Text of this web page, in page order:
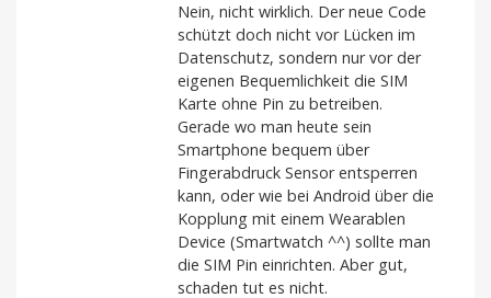
Nein, nicht wirklich. Der neue Code
schützt doch nicht vor Lücken im
Datenschutz, sondern nur vor der
eigenen Bequemlichkeit die SIM
Karte ohne Pin zu betreiben.
Gerade wo man heute sein
Smartphone bequem über
Fingerabdruck Sensor entsperren
kann, oder wie bei Android über die
Kopplung mit einem Wearablen
Device (Smartwatch ^^) sollte man
die SIM Pin einrichten. Aber gut,
schaden tut es nicht.